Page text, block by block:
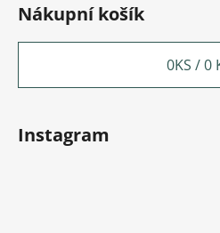
Nákupní košík
0KS /0
Instagram